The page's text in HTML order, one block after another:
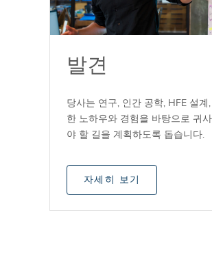
발견
당사는 연구, 인간 공학, HFE 설
한 노하우와 경험을 바탕으로 귀
야 할 길을 계획하도록 돕습니다.
자세히 보기